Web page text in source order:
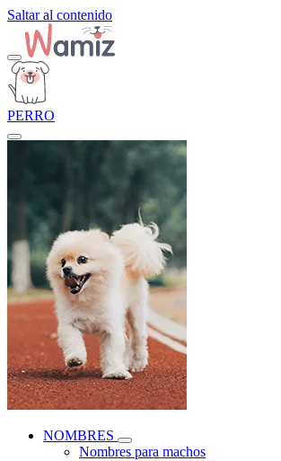
Saltar al contenido
PERRO
NOMBRES
Nombres para machos